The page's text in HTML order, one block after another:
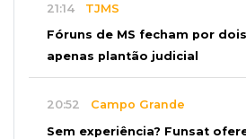
21:14 TJMS
Fóruns de MS fecham por
apenas plantão judicial
20:52 Campo Grande
Sem experiência? Funsat